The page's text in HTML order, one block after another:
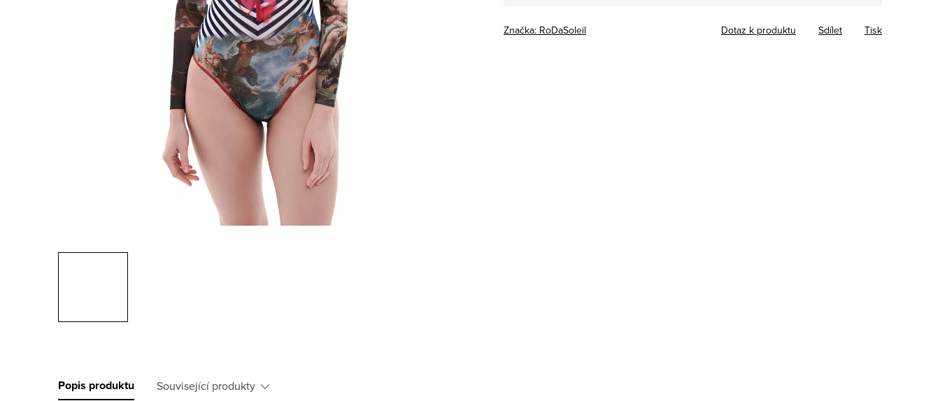
Značka: RoDaSoleil Tisk
Dotaz k produktu Sdílet
Popis produktu Související produkty